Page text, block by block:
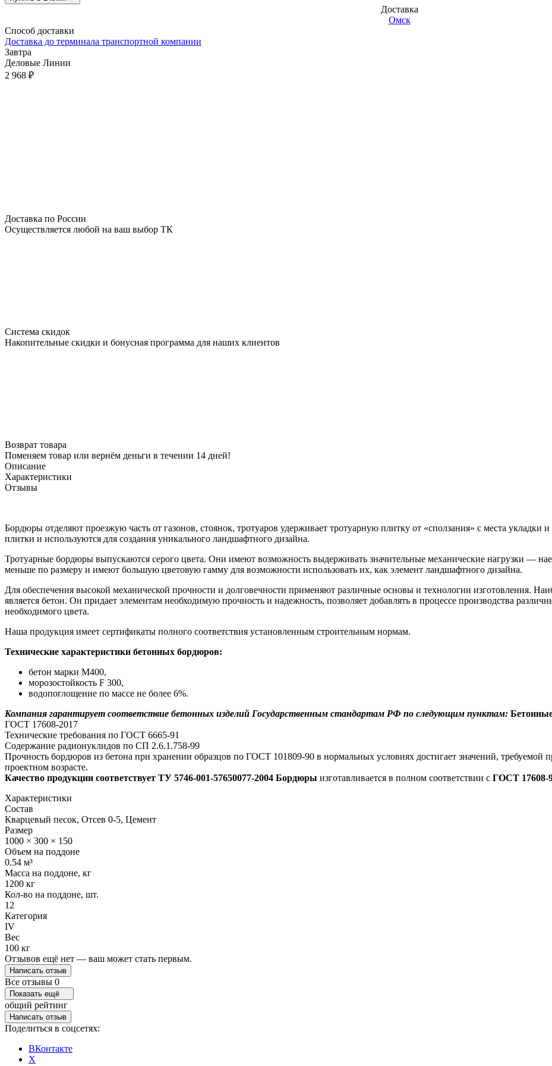
Доставка
Омск
Способ доставки
Доставка до терминала транспортной компании
Завтра
Деловые Линии
2 968 ₽
Доставка по России
Осуществляется любой на ваш выбор ТК
Система скидок
Накопительные скидки и бонусная программа для наших клиентов
Возврат товара
Поменяем товар или вернём деньги в течении 14 дней!
Описание
Характеристики
Отзывы
Бордюры отделяют проезжую часть от газонов, стоянок, тротуаров удерживает тротуарную плитку от «сползания» с места укладки
плитки и используются для создания уникального ландшафтного дизайна.
Тротуарные бордюры выпускаются серого цвета. Они имеют возможность выдерживать значительные механические нагрузки —
меньше по размеру и имеют большую цветовую гамму для возможности использовать их, как элемент ландшафтного дизайна.
Для обеспечения высокой механической прочности и долговечности применяют различные основы и технологии изготовления.
является бетон. Он придает элементам необходимую прочность и надежность, позволяет добавлять в процессе производства
необходимого цвета.
Наша продукция имеет сертификаты полного соответствия установленным строительным нормам.
Технические характеристики бетонных бордюров:
бетон марки М400,
морозостойкость F 300,
водопоглощение по массе не более 6%.
Компания гарантирует соответствие бетонных изделий Государственным стандартам РФ по следующим пунктам:
ГОСТ 17608-2017
Технические требования по ГОСТ 6665-91
Содержание радионуклидов по СП 2.6.1.758-99
Прочность бордюров из бетона при хранении образцов по ГОСТ 101809-90 в нормальных условиях достигает значений, требуемой
проектном возрасте.
Качество продукции соответствует ТУ 5746-001-57650077-2004 Бордюры изготавливается в полном соответствии с ГОСТ 17608-
Характеристики
Состав
Кварцевый песок, Отсев 0-5, Цемент
Размер
1000 × 300 × 150
Объем на поддоне
0.54 м³
Масса на поддоне, кг
1200 кг
Кол-во на поддоне, шт.
12
Категория
IV
Вес
100 кг
Отзывов ещё нет — ваш может стать первым.
Написать отзыв
Все отзывы 0
Показать ещё
общий рейтинг
Написать отзыв
Поделиться в соцсетях:
ВКонтакте
X